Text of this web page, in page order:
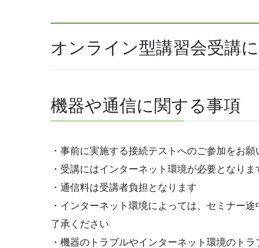
オンライン型講習会受講
機器や通信に関する事項
・事前に実施する接続テストへのご参加をお願
・受講にはインターネット環境が必要となり
・通信料は受講者負担となります
・インターネット環境によっては、セミナー
了承ください
・機器のトラブルやインターネット環境のト